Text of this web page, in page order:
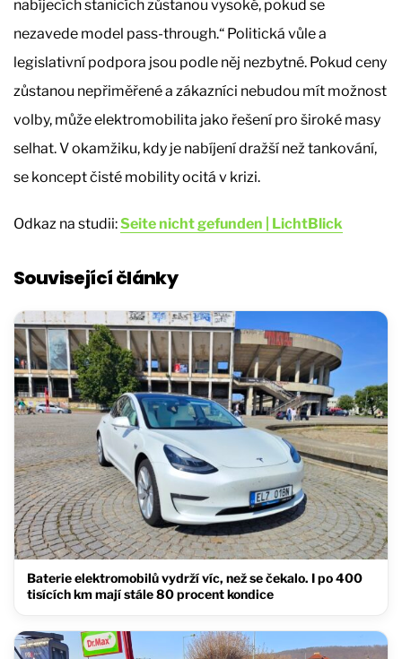
nabíjecích stanicích zůstanou vysoké, pokud se
nezavede model pass-through.“ Politická vůle a
legislativní podpora jsou podle něj nezbytné. Pokud ceny
zůstanou nepřiměřené a zákazníci nebudou mít možnost
volby, může elektromobilita jako řešení pro široké masy
selhat. V okamžiku, kdy je nabíjení dražší než tankování,
se koncept čisté mobility ocitá v krizi.
Odkaz na studii:Seite nicht gefunden | LichtBlick
Související články
Baterie elektromobilů vydrží víc, než se čekalo. I po 400
tisících km mají stále 80 procent kondice